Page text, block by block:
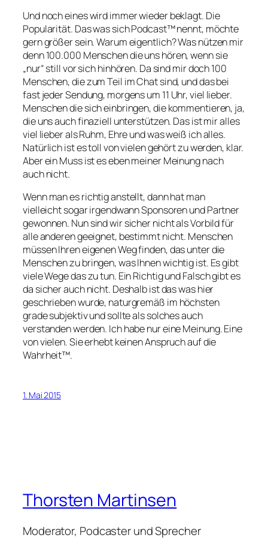
Und noch eines wird immer wieder beklagt. Die
Popularität. Das was sich Podcast™ nennt, möchte
gern größer sein. Warum eigentlich? Was nützen mir
denn 100.000 Menschen die uns hören, wenn sie
„nur“ still vor sich hinhören. Da sind mir doch 100
Menschen, die zum Teil im Chat sind, und das bei
fast jeder Sendung, morgens um 11 Uhr, viel lieber.
Menschen die sich einbringen, die kommentieren, ja,
die uns auch finaziell unterstützen. Das ist mir alles
viel lieber als Ruhm, Ehre und was weiß ich alles.
Natürlich ist es toll von vielen gehört zu werden, klar.
Aber ein Muss ist es eben meiner Meinung nach
auch nicht.
Wenn man es richtig anstellt, dann hat man
vielleicht sogar irgendwann Sponsoren und Partner
gewonnen. Nun sind wir sicher nicht als Vorbild für
alle anderen geeignet, bestimmt nicht. Menschen
müssen Ihren eigenen Weg finden, das unter die
Menschen zu bringen, was Ihnen wichtig ist. Es gibt
viele Wege das zu tun. Ein Richtig und Falsch gibt es
da sicher auch nicht. Deshalb ist das was hier
geschrieben wurde, naturgremäß im höchsten
grade subjektiv und sollte als solches auch
verstanden werden. Ich habe nur eine Meinung. Eine
von vielen. Sie erhebt keinen Anspruch auf die
Wahrheit™.
1. Mai 2015
Thorsten Martinsen
Moderator, Podcaster und Sprecher